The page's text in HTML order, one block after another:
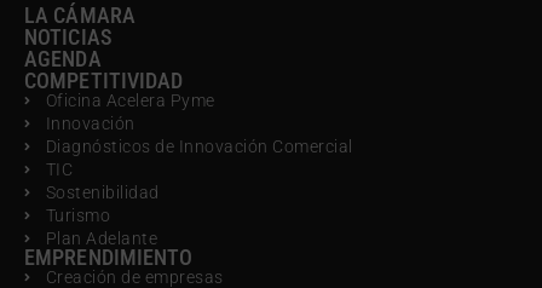
LA CÁMARA
NOTICIAS
AGENDA
COMPETITIVIDAD
Oficina Acelera Pyme
Innovación
Diagnósticos de Innovación Comercial
TIC
Sostenibilidad
Turismo
Plan Adelante
EMPRENDIMIENTO
Creación de empresas